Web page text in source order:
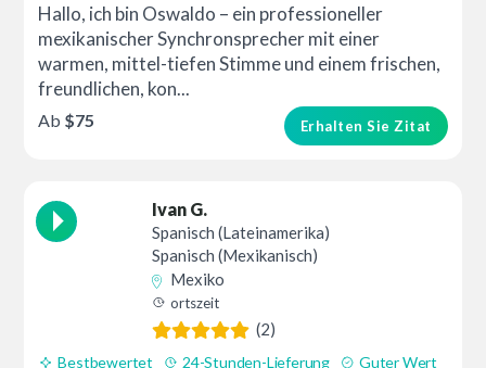
Hallo, ich bin Oswaldo – ein professioneller
mexikanischer Synchronsprecher mit einer
warmen, mittel-tiefen Stimme und einem frischen,
freundlichen, kon...
Erhalten Sie Zitat
Ab $75
Ivan G.
Spanisch (Lateinamerika)
Spanisch (Mexikanisch)
Mexiko
ortszeit
(2)
Bestbewertet 24-Stunden-Lieferung Guter Wert